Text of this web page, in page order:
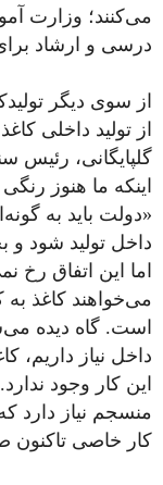
می‌کنند؛ وزارت
درسی و ارشاد
از سوی دیگر
از تولید داخلی
گلپایگانی، رئیس
اینکه ما هنوز
«دولت باید به
داخل تولید شود و
اما این اتفاق رخ
می‌خواهند کاغذ به
است. گاه دیده
داخل نیاز داریم،
این کار وجود
منسجم نیاز دارد
کار خاصی